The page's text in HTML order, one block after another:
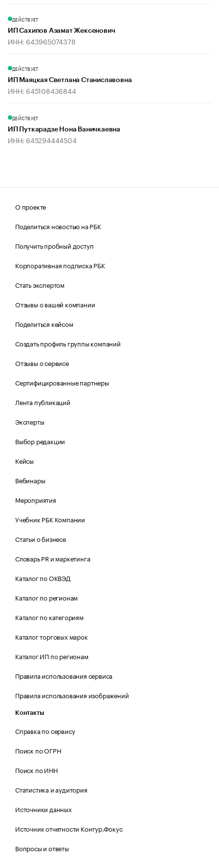
ДЕЙСТВУЕТ
ИП Сахипов Азамат Жексенович
ИНН: 643965074378
ДЕЙСТВУЕТ
ИП Маяцкая Светлана Станиславовна
ИНН: 645108436844
ДЕЙСТВУЕТ
ИП Путкарадзе Нона Ваничкаевна
ИНН: 645294444504
О проекте
Поделиться новостью на РБК
Получить пробный доступ
Корпоративная подписка РБК
Стать экспертом
Отзывы о вашей компании
Поделиться кейсом
Создать профиль группы компаний
Отзывы о сервисе
Сертифицированные партнеры
Лента публикаций
Эксперты
Выбор редакции
Кейсы
Вебинары
Мероприятия
Учебник РБК Компании
Статьи о бизнесе
Словарь PR и маркетинга
Каталог по ОКВЭД
Каталог по регионам
Каталог по категориям
Каталог торговых марок
Каталог ИП по регионам
Правила использования сервиса
Правила использования изображений
Контакты
Справка по сервису
Поиск по ОГРН
Поиск по ИНН
Статистика и аудитория
Источники данных
Источник отчетности Контур.Фокус
Вопросы и ответы